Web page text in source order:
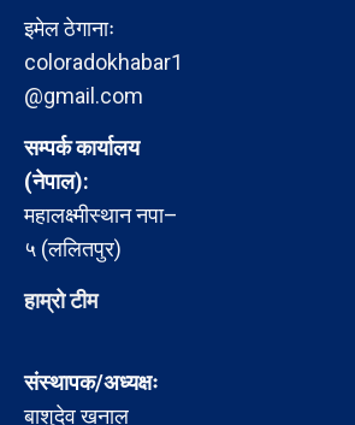
इमेल ठेगानाः
coloradokhabar1
@gmail.com
सम्पर्क कार्यालय
(नेपाल):
महालक्ष्मीस्थान नपा–
५ (ललितपुर)
हाम्रो टीम
संस्थापक/अध्यक्षः
बाशुदेव खनाल